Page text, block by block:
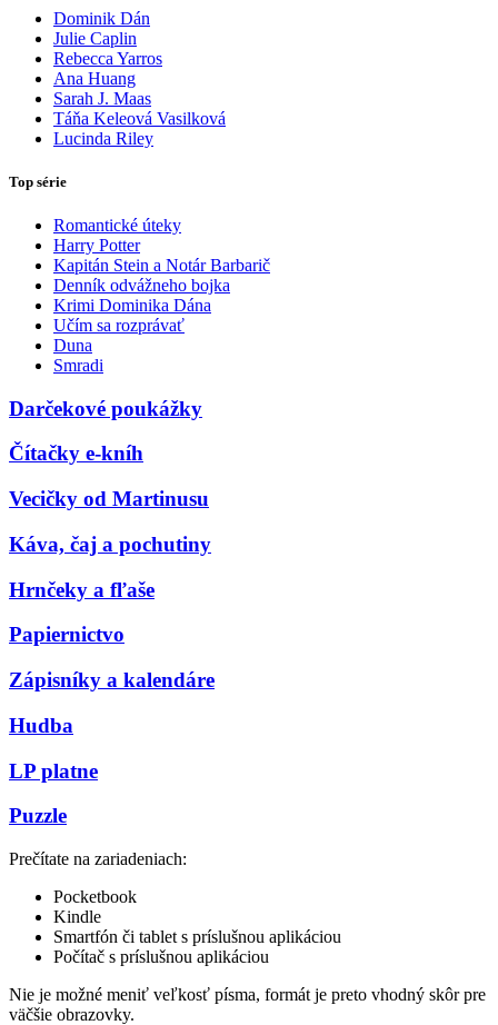
Dominik Dán
Julie Caplin
Rebecca Yarros
Ana Huang
Sarah J. Maas
Táňa Keleová Vasilková
Lucinda Riley
Top série
Romantické úteky
Harry Potter
Kapitán Stein a Notár Barbarič
Denník odvážneho bojka
Krimi Dominika Dána
Učím sa rozprávať
Duna
Smradi
Darčekové poukážky
Čítačky e-kníh
Vecičky od Martinusu
Káva, čaj a pochutiny
Hrnčeky a fľaše
Papiernictvo
Zápisníky a kalendáre
Hudba
LP platne
Puzzle
Prečítate na zariadeniach:
Pocketbook
Kindle
Smartfón či tablet s príslušnou aplikáciou
Počítač s príslušnou aplikáciou
Nie je možné meniť veľkosť písma, formát je preto vhodný skôr pre
väčšie obrazovky.